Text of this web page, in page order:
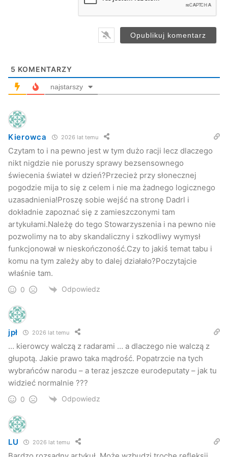
prędkość jest najczęstszą przyczyną wypadków? Policjant
faktycznych przyczyn drogowego dramatu. Przede
pomaga ofiarom i dokumentuje ślady, na podstawie których
biegli później odtworzą bieg zdarzeń i określą przyczyny
Policjant musi jednak w notatce służbowej podać wstępnie
ustaloną przyczynę wypadku. W odpowiedniej rubryce
zaznacza więc nadmierną prędkość, bo to jest najprostsze.
Taka informacja trafia do statystyk. Biegli ustalają później
faktyczną przyczynę wypadku, ale ta informacja do
statystyk nie trafia. Nie ma takiej potrzeby. Urzędnicy nie
są zainteresowani prawdziwą sytuacją na drogach. Chodzi
tylko o to, by statystyki uzasadniały wydawanie kolejnych
pieniędzy na radary, fotoradary, wideorejestratory i
najnowocześniejsze lasery.
Niemcy jeżdżą powoli
drogach nadmierna prędkość jest wskazywana jako
przyczyna 17 proc. wypadków. Prawie dwukrotnie częściej,
aż 33 proc., przyczyną jest zły stan drogi. Nieodpowiednia
szorstkość nawierzchni, zły profil lub nachylenie łuku, złe
oznakowanie itd.
statystykach. Wynikałoby z tego, że Niemcy jeżdżą powoli
po złych drogach, a Polacy pędzą na złamanie karku po
wspaniałych autostradach. W rzeczywistości jest akurat
odwrotnie i to pokazuje, że naszym statystykom sporo
5 KOMENTARZY
najstarszy
Kierowca 2026 lat temu
Czytam to i na pewno jest w tym dużo racji lecz dlaczego
nikt nigdzie nie poruszy sprawy bezsensownego
świecenia świateł w dzień?Przecież przy słonecznej
pogodzie mija to się z celem i nie ma żadnego logicznego
uzasadnienia!Proszę sobie wejść na stronę Dadrl i
dokładnie zapoznać się z zamieszczonymi tam
artykułami.Należę do tego Stowarzyszenia i na pewno nie
pozwolimy na to aby skandaliczny i szkodliwy wymysł
funkcjonował w nieskończoność.Czy to jakiś temat tabu i
komu na tym zależy aby to dalej działało?Poczytajcie
właśnie tam.
0 Odpowiedz
jpł 2026 lat temu
… kierowcy walczą z radarami … a dlaczego nie walczą z
głupotą. Jakie prawo taka mądrość. Popatrzcie na tych
wybrańców narodu – a teraz jeszcze eurodeputaty – jak tu
widzieć normalnie ???
0 Odpowiedz
LU 2026 lat temu